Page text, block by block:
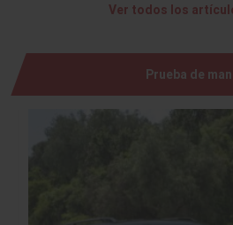
Ver todos los
Prueba de